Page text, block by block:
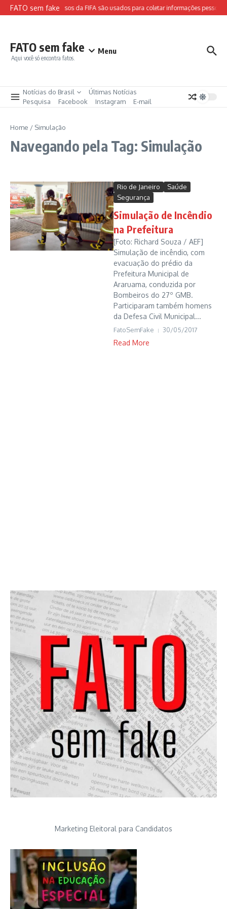
Ir para o conteúdo
FATO sem fakeSites falsos da FIFA são usados para coletar informações
FATO sem fake
Aqui você só encontra fatos.
Menu
Notícias do Brasil
Últimas Notícias
Pesquisa
Facebook Instagram E-mail
Home / Simulação
Navegando pela Tag: Simulação
Rio de Janeiro
Saúde
Segurança
Simulação de Incêndio
na Prefeitura
[Foto: Richard Souza / AEF]
Simulação de incêndio, com
evacuação do prédio da
Prefeitura Municipal de
Araruama, conduzida por
Bombeiros do 27º GMB.
Participaram também homens
da Defesa Civil Municipal...
FatoSemFake 30/05/2017
Read More
Marketing Eleitoral para Candidatos